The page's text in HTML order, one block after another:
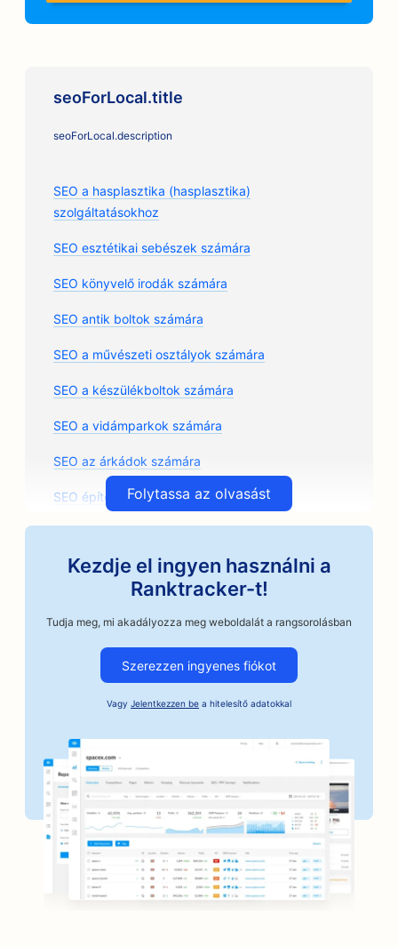
seoForLocal.title
seoForLocal.description
SEO a hasplasztika (hasplasztika)
szolgáltatásokhoz
SEO esztétikai sebészek számára
SEO könyvelő irodák számára
SEO antik boltok számára
SEO a művészeti osztályok számára
SEO a készülékboltok számára
SEO a vidámparkok számára
SEO az árkádok számára
SEO építészeti irodák számára
SEO az autóalkatrész üzletek számára
SEO az autóipari vállalkozások számára
SEO az óvadéki szolgáltatások számára
SEO bankok számára
SEO pékségek számára
SEO a borbélyüzletek számára
SEO a BBQ Joints számára
SEO butikok számára
Folytassa az olvasást
Kezdje el ingyen használni a
Ranktracker-t!
Tudja meg, mi akadályozza meg weboldalát a rangsorolásban
Szerezzen ingyenes fiókot
Vagy Jelentkezzen be a hitelesítő adatokkal